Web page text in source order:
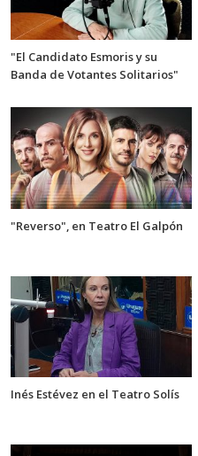
"El Candidato Esmoris y su
Banda de Votantes Solitarios"
"Reverso", en Teatro El Galpón
Inés Estévez en el Teatro Solís